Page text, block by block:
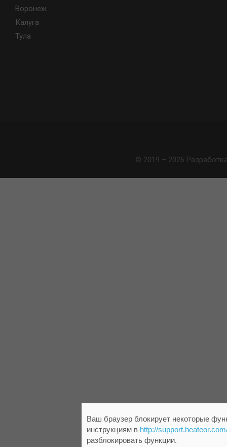
Воронеж
Калуга
Тула
© 2019 – 2026
Ваш браузер блокирует некоторые
инструкциям в http://
разблокировать функции.